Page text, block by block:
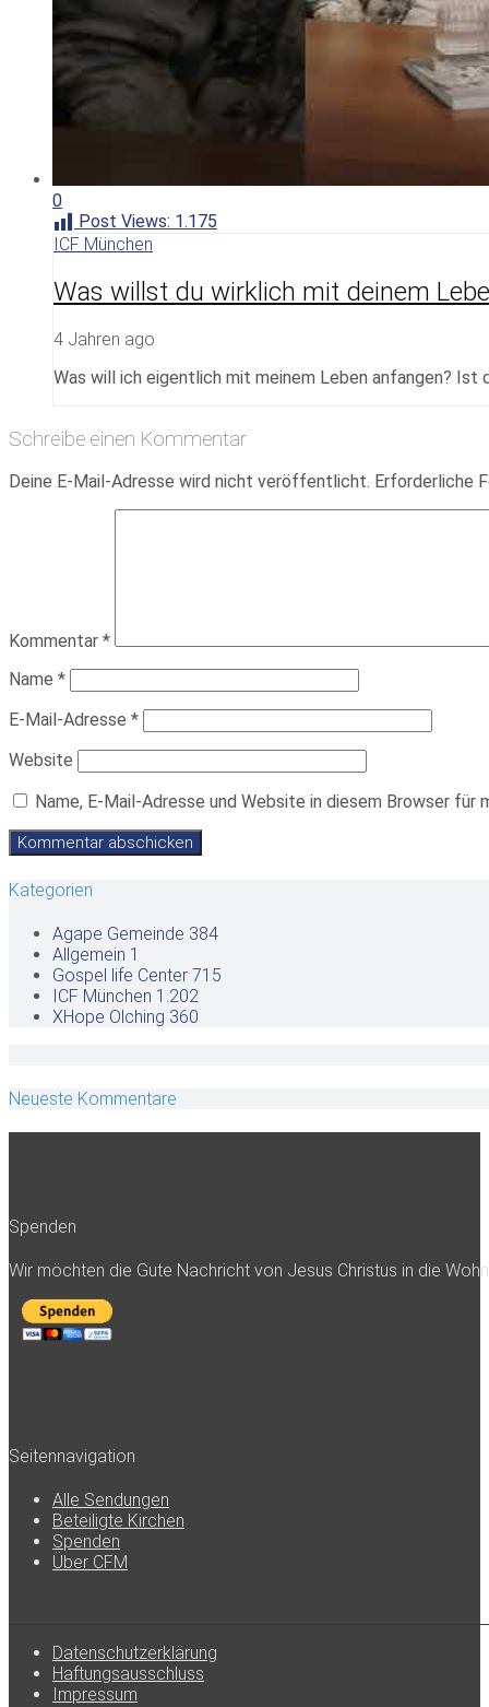
0
Post Views: 1.175
ICF München
Was willst du wirklich mit deinem
4 Jahren ago
Was will ich eigentlich mit meinem Leben anfangen? Ist
Schreibe einen Kommentar
Deine E-Mail-Adresse wird nicht veröffentlicht. Erforderliche
Kommentar *
Name *
E-Mail-Adresse *
Website
Name, E-Mail-Adresse und Website in diesem Browser für
Kategorien
Agape Gemeinde 384
Allgemein 1
Gospel life Center 715
ICF München 1.202
XHope Olching 360
Neueste Kommentare
Spenden
Wir möchten die Gute Nachricht von Jesus Christus in die
Seitennavigation
Alle Sendungen
Beteiligte Kirchen
Spenden
Über CFM
Datenschutzerklärung
Haftungsausschluss
Impressum